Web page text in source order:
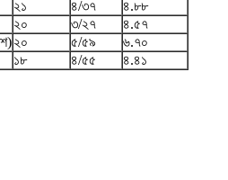
২১ ৪/৩৭
৪.৮৮
২০ ৩/২৭
৪.৫৭
২০ ৫/৫৯
৬.৭০
১৮ ৪/৫৫ ৪.৪১